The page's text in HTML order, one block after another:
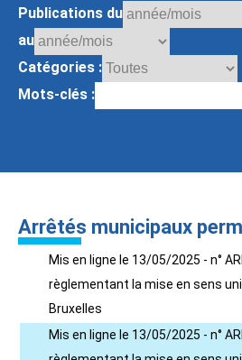
Publications du
au
Catégories :
Mots-clés :
Arrêtés municipaux
Mis en ligne le 13/05/2025 - n°
règlementant la mise en sens
Bruxelles
Mis en ligne le 13/05/2025 - n°